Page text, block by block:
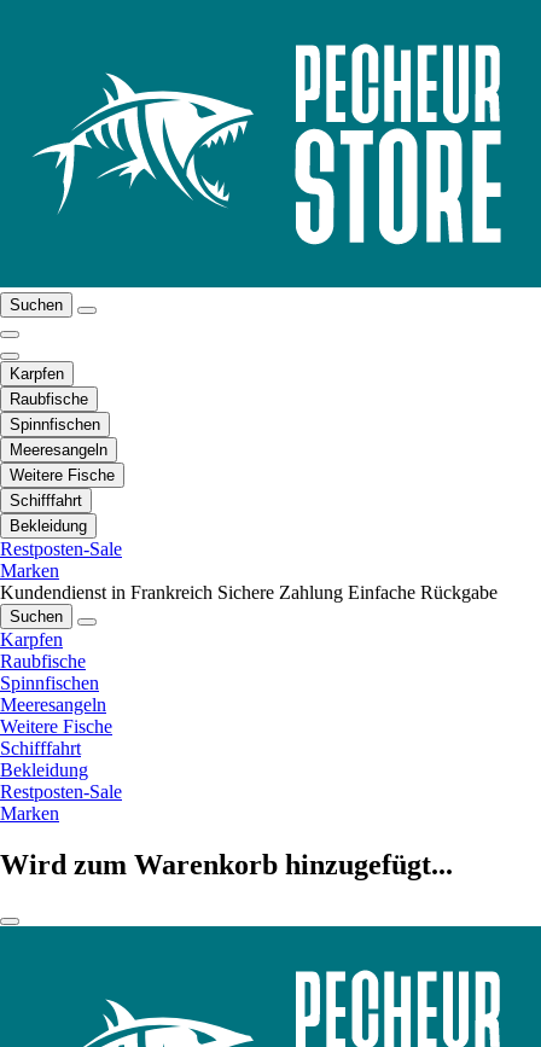
Suchen
Karpfen
Raubfische
Spinnfischen
Meeresangeln
Weitere Fische
Schifffahrt
Bekleidung
Restposten-Sale
Marken
Kundendienst in Frankreich Sichere Zahlung Einfache Rückgabe
Suchen
Karpfen
Raubfische
Spinnfischen
Meeresangeln
Weitere Fische
Schifffahrt
Bekleidung
Restposten-Sale
Marken
Wird zum Warenkorb hinzugefügt...